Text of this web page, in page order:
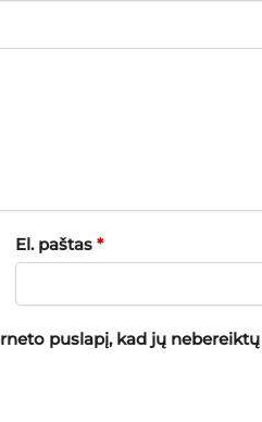
El. paštas *
puslapį, kad jų